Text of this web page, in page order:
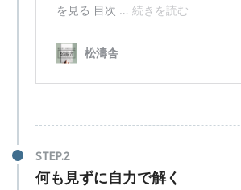
何も見ずに自力で解く